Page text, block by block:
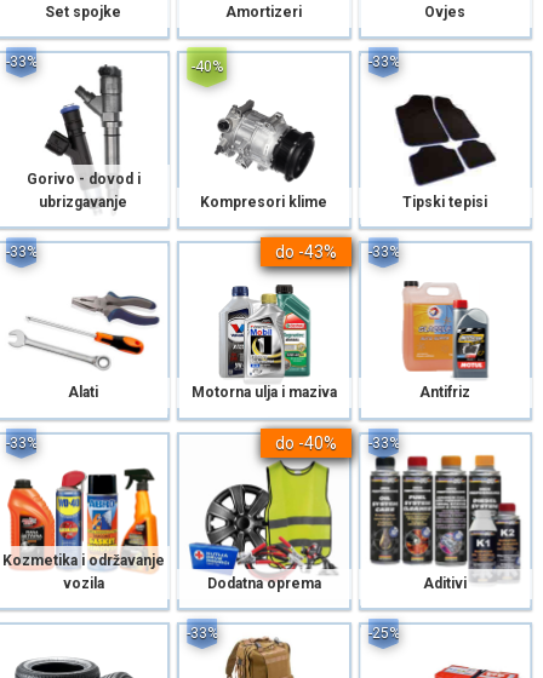
Set spojke Amortizeri Ovjes
Gorivo - dovod i
ubrizgavanje
-33%
Kompresori klime
-40%
Tipski tepisi
-33%
Alati
-33%
Motorna ulja i maziva
do -43%
Antifriz
-33%
Kozmetika i održavanje
vozila
-33%
Dodatna oprema
do -40%
Aditivi
-33%
-33% -25%